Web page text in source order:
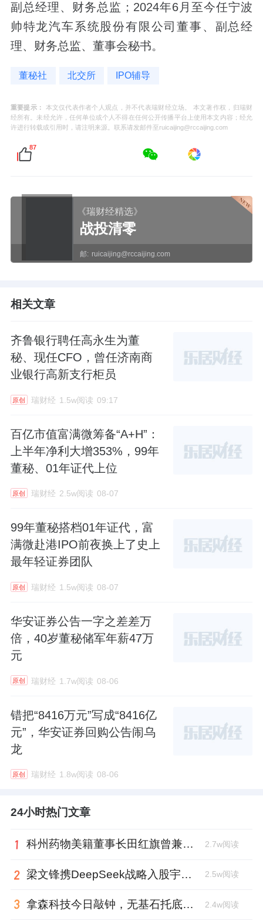
副总经理、财务总监；2024年6月至今任宁波
帅特龙汽车系统股份有限公司董事、副总经
理、财务总监、董事会秘书。
董秘社 北交所 IPO辅导
重要提示：
本文仅代表作者个人观点，并不代表瑞财经立场。 本文著作权，归瑞财
经所有。未经允许，任何单位或个人不得在任何公开传播平台上使用本文内容；经允
许进行转载或引用时，请注明来源。联系请发邮件至ruicaijing@rccaijing.com
87
《瑞财经精选》
战投清零
邮: ruicaijing@rccaijing.com
相关文章
齐鲁银行聘任高永生为董
秘、现任CFO，曾任济南商
业银行高新支行柜员
原创 瑞财经 1.5w阅读 09:17
百亿市值富满微筹备“A+H”：
上半年净利大增353%，99年
董秘、01年证代上位
原创 瑞财经 2.5w阅读 08-07
99年董秘搭档01年证代，富
满微赴港IPO前夜换上了史上
最年轻证券团队
原创 瑞财经 1.5w阅读 08-07
华安证券公告一字之差差万
倍，40岁董秘储军年薪47万
元
原创 瑞财经 1.7w阅读 08-06
错把“8416万元”写成“8416亿
元”，华安证券回购公告闹乌
龙
原创 瑞财经 1.8w阅读 08-06
24小时热门文章
科州药物美籍董事长田红旗曾兼职放射所，被问询核心技术是否清晰 2.7w阅读
梁文锋携DeepSeek战略入股宇树科技，斥资1.4亿锁定3年 2.5w阅读
拿森科技今日敲钟，无基石托底，上市市值超百亿 2.4w阅读